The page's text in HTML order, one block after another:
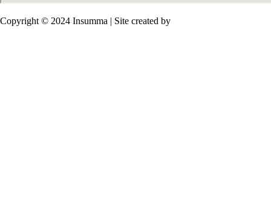
Copyright © 2024 Insumma | Site created by